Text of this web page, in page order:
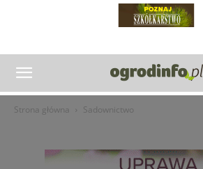
Strona główna Sadownictwo